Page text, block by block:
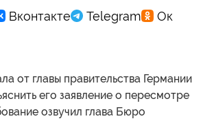
от главы правительства Германии
его заявление о пересмотре
озвучил глава Бюро